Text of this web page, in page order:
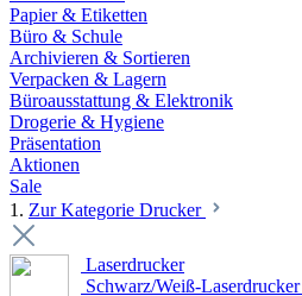
Papier & Etiketten
Büro & Schule
Archivieren & Sortieren
Verpacken & Lagern
Büroausstattung & Elektronik
Drogerie & Hygiene
Präsentation
Aktionen
Sale
1. Zur Kategorie Drucker
Laserdrucker
Schwarz/Weiß-Laserdrucker